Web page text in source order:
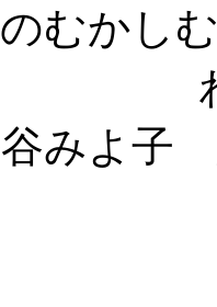
のむか
みよ子